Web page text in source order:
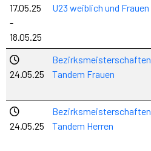
17.05.25
-
18.05.25
U23 weiblich und Frauen
24.05.25
Bezirksmeisterschaften
Tandem Frauen
24.05.25
Bezirksmeisterschaften
Tandem Herren